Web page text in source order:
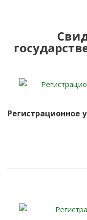
Регистрационное